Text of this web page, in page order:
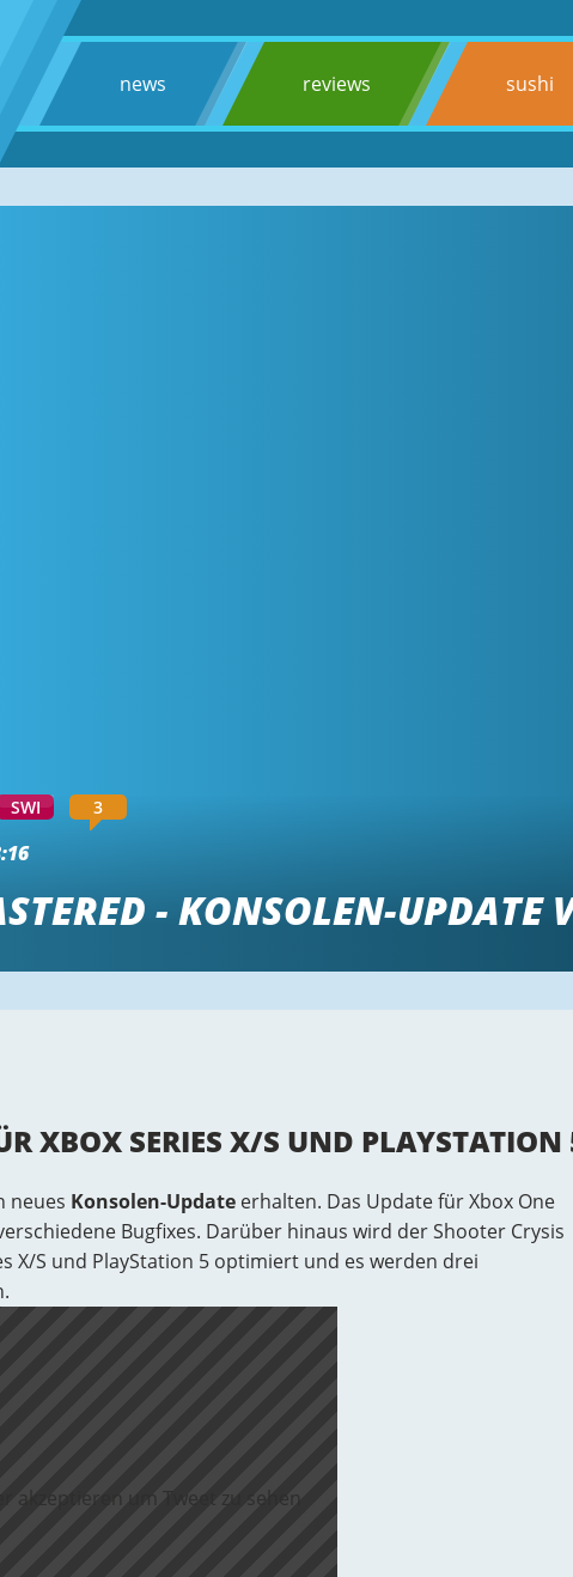
news reviews sushi
SWI 3
- KONSOLEN-UPDATE
XBOX SERIES X/S UND PLAYSTATION
neues Konsolen-Update erhalten. Das Update für Xbox One
Bugfixes. Darüber hinaus wird der Shooter Crysis
X/S und PlayStation 5 optimiert und es werden drei
akzeptieren um Tweet zu sehen